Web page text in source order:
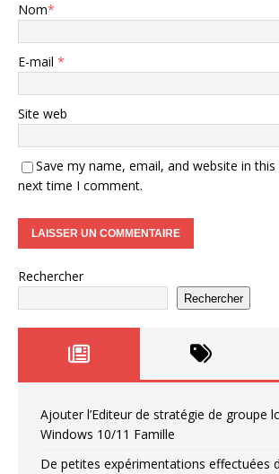
Nom*
E-mail *
Site web
Save my name, email, and website in
next time I comment.
Rechercher
Rechercher
Ajouter l’Editeur de stratégie de groupe
Windows 10/11 Famille
De petites expérimentations effectuées